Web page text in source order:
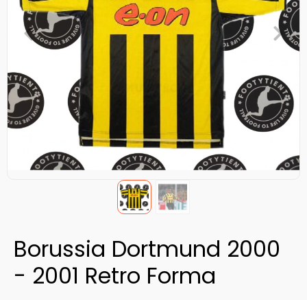
Borussia Dortmund 2000
- 2001 Retro Forma